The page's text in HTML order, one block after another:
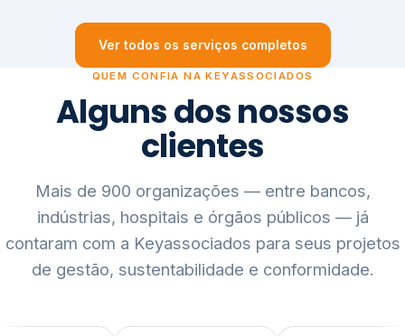
Ver todos os serviços completos
QUEM CONFIA NA KEYASSOCIADOS
Alguns dos nossos
clientes
Mais de 900 organizações — entre bancos,
indústrias, hospitais e órgãos públicos — já
contaram com a Keyassociados para seus projetos
de gestão, sustentabilidade e conformidade.